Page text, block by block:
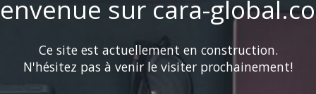
sur cara-
Ce site est actuellement en construction.
N'hésitez pas à venir le visiter prochainement!